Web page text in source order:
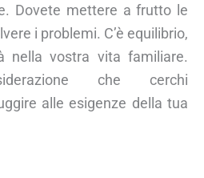
Dovete mettere a frutto le
i problemi. C’è equilibrio,
nella vostra vita familiare.
che cerchi
alle esigenze della tua